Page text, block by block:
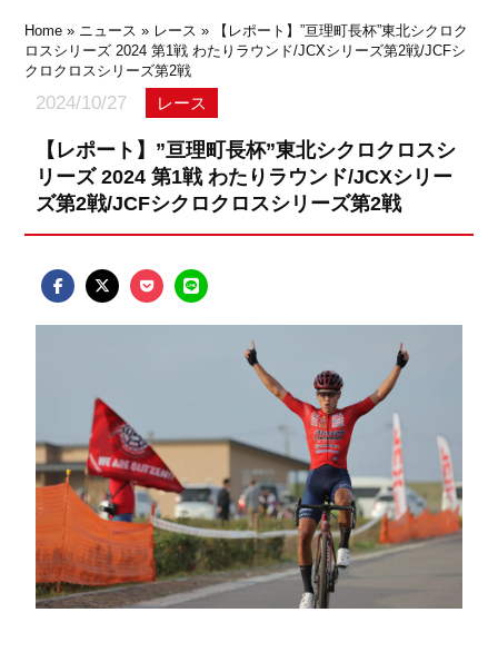
Home » ニュース » レース » 【レポート】”亘理町長杯”東北シクロク
ロスシリーズ 2024 第1戦 わたりラウンド/JCXシリーズ第2戦/JCFシ
クロクロスシリーズ第2戦
2024/10/27 レース
【レポート】”亘理町長杯”東北シクロクロスシ
リーズ 2024 第1戦 わたりラウンド/JCXシリー
ズ第2戦/JCFシクロクロスシリーズ第2戦